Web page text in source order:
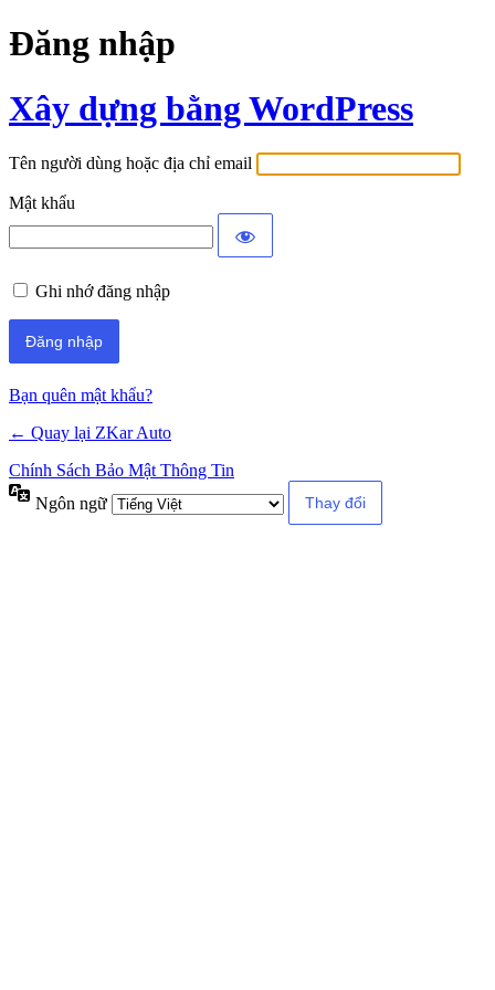
Đăng nhập
Xây dựng bằng WordPress
Tên người dùng hoặc địa chỉ email
Mật khẩu
Ghi nhớ đăng nhập
Bạn quên mật khẩu?
← Quay lại ZKar Auto
Chính Sách Bảo Mật Thông Tin
Ngôn ngữ